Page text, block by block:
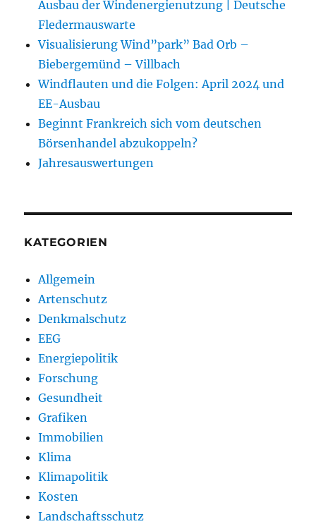
Ausbau der Windenergienutzung | Deutsche
Fledermauswarte
Visualisierung Wind”park” Bad Orb –
Biebergemünd – Villbach
Windflauten und die Folgen: April 2024 und
EE-Ausbau
Beginnt Frankreich sich vom deutschen
Börsenhandel abzukoppeln?
Jahresauswertungen
KATEGORIEN
Allgemein
Artenschutz
Denkmalschutz
EEG
Energiepolitik
Forschung
Gesundheit
Grafiken
Immobilien
Klima
Klimapolitik
Kosten
Landschaftsschutz